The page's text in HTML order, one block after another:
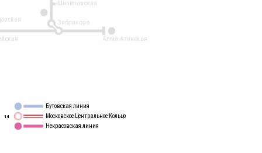
Бутовская линия
Московское Центральное Кольцо
Некрасовская линия
14
2
Шипиловская
Зябликово
Алма-Атинская